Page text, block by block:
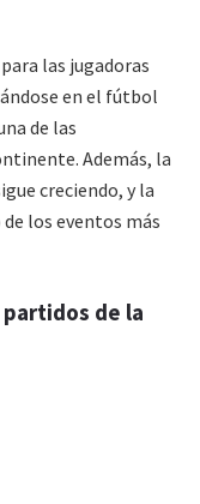
las jugadoras
en el fútbol
de las
Además, la
creciendo, y la
los eventos más
de la